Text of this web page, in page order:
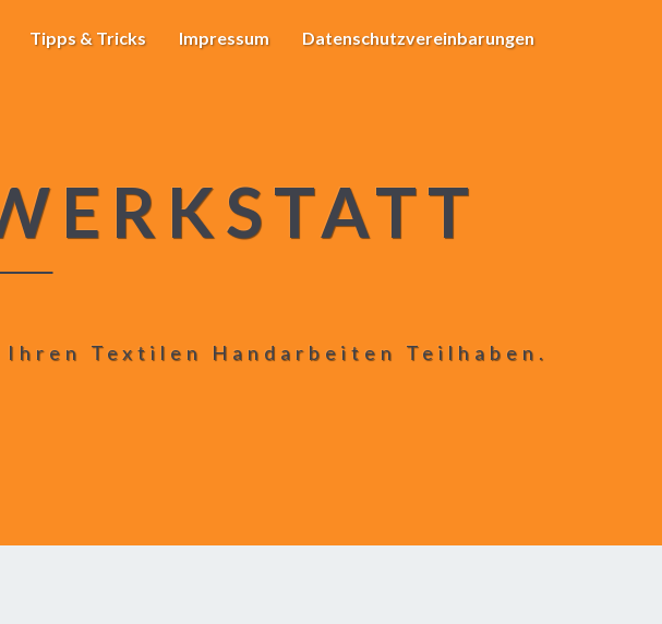
Tipps & Tricks Impressum Datenschutzvereinbarungen
Ihren Textilen Handarbeiten Teilhaben.